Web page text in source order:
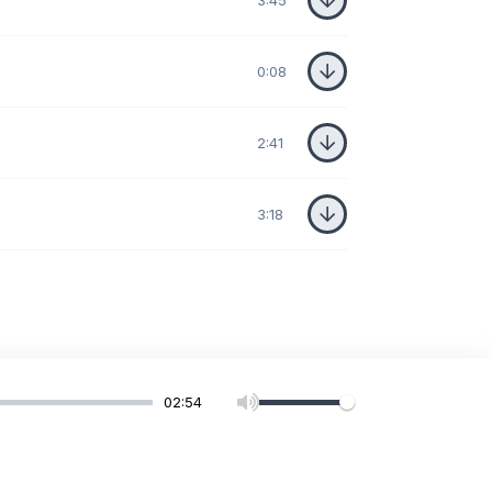
0:08
2:41
3:18
02:54